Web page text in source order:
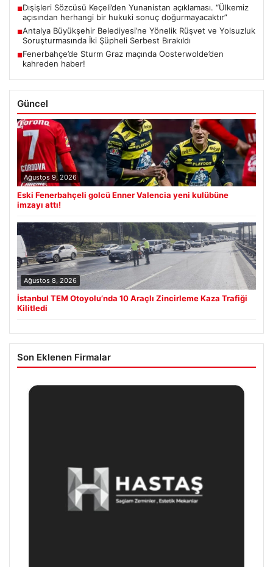
■Dışişleri Sözcüsü Keçeli’den Yunanistan açıklaması. “Ülkemiz
açısından herhangi bir hukuki sonuç doğurmayacaktır”
■Antalya Büyükşehir Belediyesi’ne Yönelik Rüşvet ve Yolsuzluk
Soruşturmasında İki Şüpheli Serbest Bırakıldı
■Fenerbahçe’de Sturm Graz maçında Oosterwolde’den
kahreden haber!
Güncel
Ağustos 9, 2026
Eski Fenerbahçeli golcü Enner Valencia yeni kulübüne
imzayı attı!
Ağustos 8, 2026
İstanbul TEM Otoyolu’nda 10 Araçlı Zincirleme Kaza Trafiği
Kilitledi
Son Eklenen Firmalar